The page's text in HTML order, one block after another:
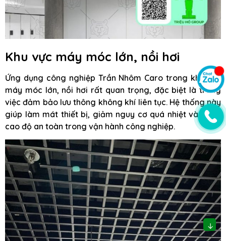
Khu vực máy móc lớn, nồi hơi
Ứng dụng công nghiệp Trần Nhôm Caro trong khu vực
máy móc lớn, nồi hơi rất quan trọng, đặc biệt là trong
việc đảm bảo lưu thông không khí liên tục. Hệ thống này
giúp làm mát thiết bị, giảm nguy cơ quá nhiệt và nâng
cao độ an toàn trong vận hành công nghiệp.
↓